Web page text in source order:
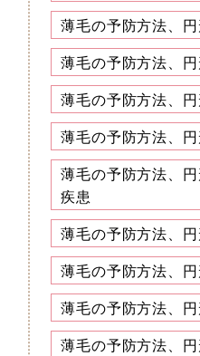
薄毛の予防方法、
薄毛の予防方法、
薄毛の予防方法、
薄毛の予防方法、
薄毛の予防方法、
疾患
薄毛の予防方法、
薄毛の予防方法、
薄毛の予防方法、
薄毛の予防方法、